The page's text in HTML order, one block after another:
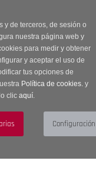
y de terceros, de sesión o
nuestra página web y
para medir y obtener
y aceptar el uso de
tus opciones de
Política de cookies.y
clic aquí.
OUTLET20